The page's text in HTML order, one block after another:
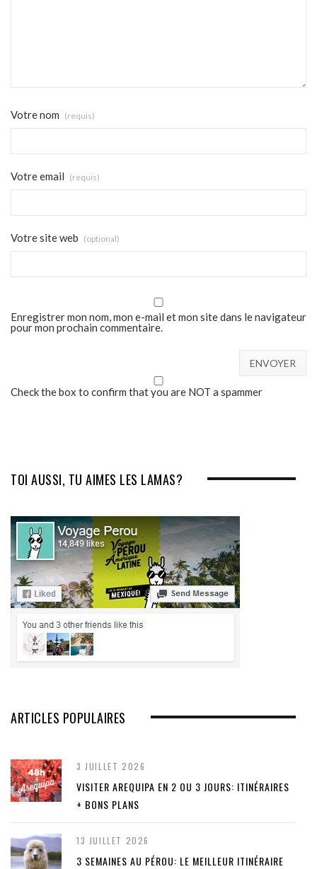
Votre nom (requis)
Votre email (requis)
Votre site web (optional)
Enregistrer mon nom, mon e-mail et mon site dans le navigateur
pour mon prochain commentaire.
Check the box to confirm that you are NOT a spammer
TOI AUSSI, TU AIMES LES LAMAS?
ARTICLES POPULAIRES
3 JUILLET 2026
VISITER AREQUIPA EN 2 OU 3 JOURS: ITINÉRAIRES
+ BONS PLANS
13 JUILLET 2026
3 SEMAINES AU PÉROU: LE MEILLEUR ITINÉRAIRE